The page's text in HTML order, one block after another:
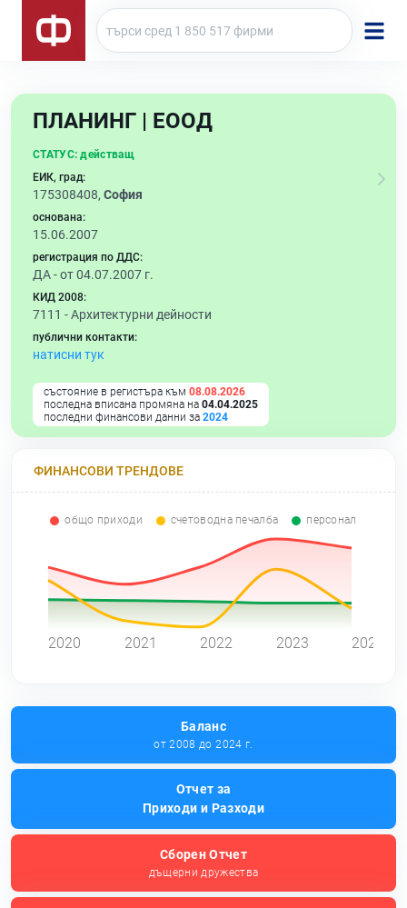
ПЛАНИНГ | ЕООД
СТАТУС: действащ
ЕИК, град:
175308408, София
основана:
15.06.2007
регистрация по ДДС:
ДА - от 04.07.2007 г.
КИД 2008:
7111 -Архитектурни дейности
публични контакти:
натисни тук
състояние в регистъра към 08.08.2026
последна вписана промяна на 04.04.2025
последни финансови данни за 2024
ФИНАНСОВИ ТРЕНДОВЕ
общо приходи счетоводна печалба персонал
2020 2021 2022 2023 2024
Баланс
от 2008 до 2024 г.
Отчет за
Приходи и Разходи
Сборен Отчет
дъщерни дружества